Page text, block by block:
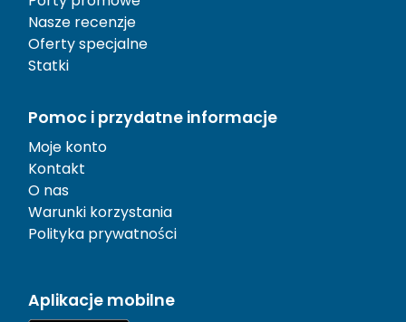
Nasze recenzje
Oferty specjalne
Statki
Pomoc i przydatne informacje
Moje konto
Kontakt
O nas
Warunki korzystania
Polityka prywatności
Aplikacje mobilne